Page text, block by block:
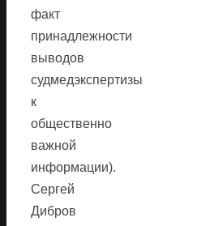
факт
принадлежности
выводов
судмедэкспертизы
к
общественно
важной
информации).
Сергей
Дибров